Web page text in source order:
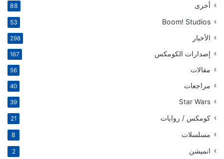
أخرى 88
Boom! Studios
53
الأخبار 298
إصدارات الكومكس 167
مقالات 56
مراجعات 40
Star Wars
39
كومكس / روايات 21
مسلسلات 8
انميشن 2